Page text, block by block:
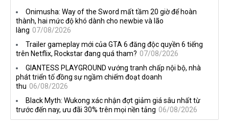
Onimusha: Way of the Sword mất tầm 20 giờ để hoàn
thành, hai mức độ khó dành cho newbie và lão
làng 07/08/2026
Trailer gameplay mới của GTA 6 đăng độc quyền 6 tiếng
trên Netflix, Rockstar đang quá tham? 07/08/2026
GIANTESS PLAYGROUND vướng tranh chấp nội bộ, nhà
phát triển tố đồng sự ngầm chiếm đoạt doanh
thu 06/08/2026
Black Myth: Wukong xác nhận đợt giảm giá sâu nhất từ
trước đến nay, ưu đãi 30% trên mọi nền tảng 06/08/2026